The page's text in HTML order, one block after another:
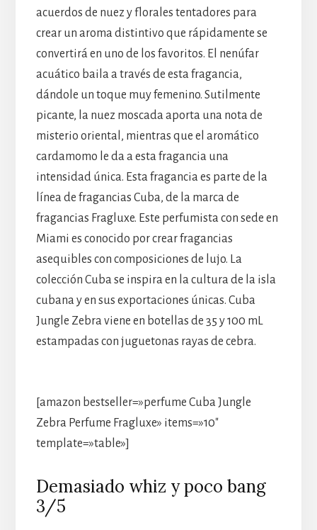
acuerdos de nuez y florales tentadores para
crear un aroma distintivo que rápidamente se
convertirá en uno de los favoritos. El nenúfar
acuático baila a través de esta fragancia,
dándole un toque muy femenino. Sutilmente
picante, la nuez moscada aporta una nota de
misterio oriental, mientras que el aromático
cardamomo le da a esta fragancia una
intensidad única. Esta fragancia es parte de la
línea de fragancias Cuba, de la marca de
fragancias Fragluxe. Este perfumista con sede en
Miami es conocido por crear fragancias
asequibles con composiciones de lujo. La
colección Cuba se inspira en la cultura de la isla
cubana y en sus exportaciones únicas. Cuba
Jungle Zebra viene en botellas de 35 y 100 mL
estampadas con juguetonas rayas de cebra.
[amazon bestseller=»perfume Cuba Jungle
Zebra Perfume Fragluxe» items=»10″
template=»table»]
Demasiado whiz y poco bang
3/5